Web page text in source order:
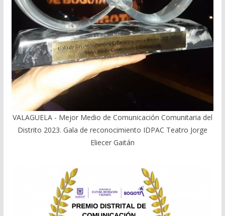
VALAGUELA - Mejor Medio de Comunicación Comunitaria del
Distrito 2023. Gala de reconocimiento IDPAC Teatro Jorge
Eliecer Gaitán